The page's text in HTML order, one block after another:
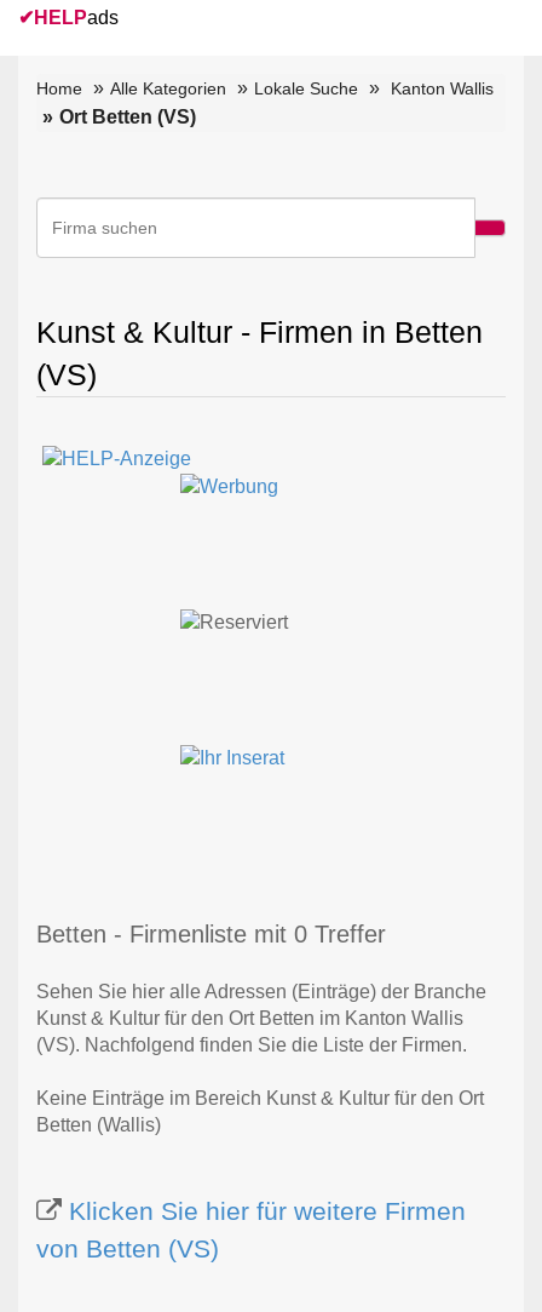
✔ HELPads
Home Alle Kategorien Lokale Suche Kanton Wallis
Ort Betten (VS)
Kunst & Kultur - Firmen in Betten
(VS)
Betten - Firmenliste mit 0 Treffer
Sehen Sie hier alle Adressen (Einträge) der Branche
Kunst & Kultur für den Ort Betten im Kanton Wallis
(VS). Nachfolgend finden Sie die Liste der Firmen.
Keine Einträge im Bereich Kunst & Kultur für den Ort
Betten (Wallis)
Klicken Sie hier für weitere Firmen
von Betten (VS)